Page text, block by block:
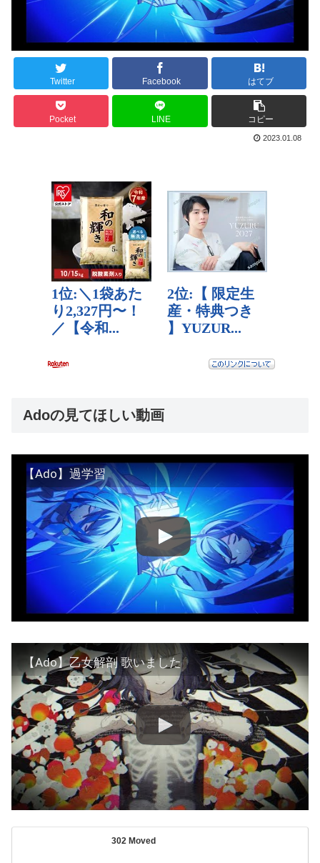
Twitter Facebook はてブ
Pocket LINE コピー
2023.01.08
Adoの見てほしい動画
【Ado】過学習
【Ado】乙女解剖 歌いました
302 Moved